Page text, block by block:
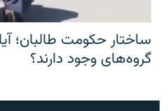
ساختار حکومت طالبان؛
گروه‌های وجود دارند؟